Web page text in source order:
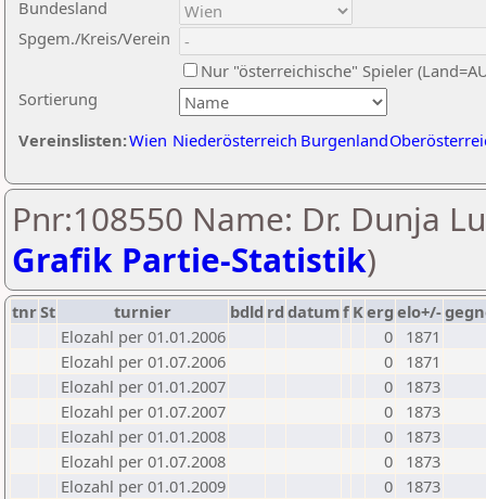
Sortierung
Bundesland
Spgem./Kreis/Verein
Nur "österreichische" Spieler
Vereinslisten:Wien Niederösterreich Burgenland
Pnr:108550 Name: Dr. Dunja
Grafik Partie-Statistik)
tnrSt turnier bdld rd datumf Kerg elo+/-
Elozahl per 01.01.2006
0
1871
Elozahl per 01.07.2006
0
1871
Elozahl per 01.01.2007
0
1873
Elozahl per 01.07.2007
0
1873
Elozahl per 01.01.2008
0
1873
Elozahl per 01.07.2008
0
1873
Elozahl per 01.01.2009
0
1873